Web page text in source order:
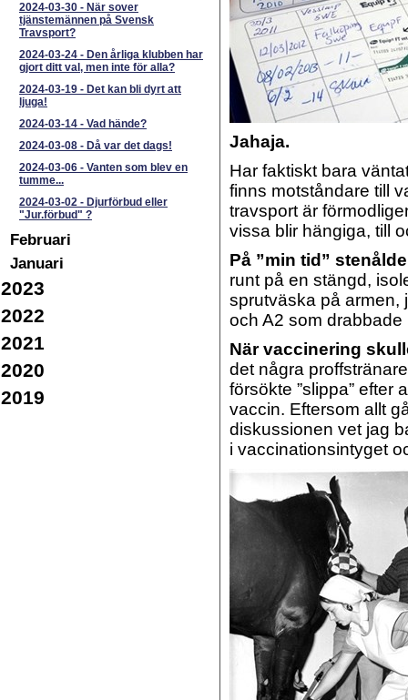
2024-03-30 - När sover
tjänstemännen på Svensk
Travsport?
2024-03-24 - Den årliga klubben har
gjort ditt val, men inte för alla?
2024-03-19 - Det kan bli dyrt att
ljuga!
2024-03-14 - Vad hände?
2024-03-08 - Då var det dags!
2024-03-06 - Vanten som blev en
tumme...
2024-03-02 - Djurförbud eller
"Jur.förbud" ?
Februari
Januari
2023
2022
2021
2020
2019
Jahaja.
Har faktiskt bara
finns motståndare till
travsport är
vissa blir hängiga, till
På ”min tid”
runt på en stängd,
sprutväska på armen,
och A2 som
När vaccinering
det några
försökte ”slippa” efter
vaccin. Eftersom allt
diskussionen vet jag
i vaccinationsintyget